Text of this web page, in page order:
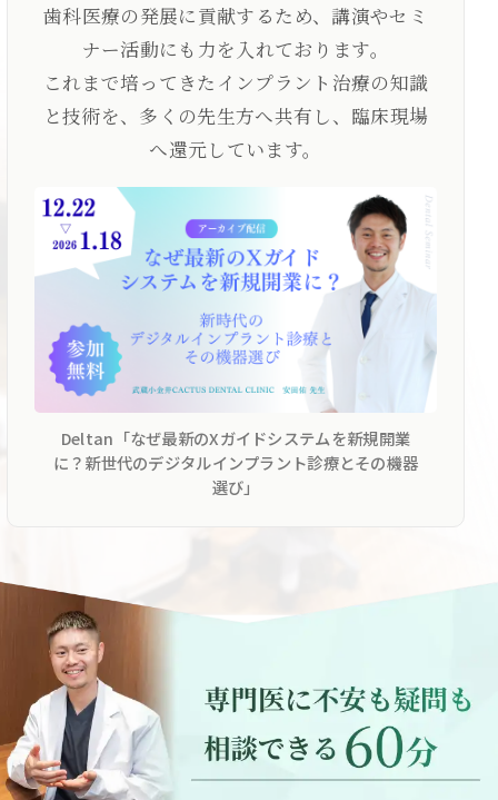
歯科医療の発展に貢献するため、講演やセミ
ナー活動にも力を入れております。
これまで培ってきたインプラント治療の知識
と技術を、多くの先生方へ共有し、臨床現場
へ還元しています。
Deltan「なぜ最新のXガイドシステムを新規開業
に？新世代のデジタルインプラント診療とその機器
選び」